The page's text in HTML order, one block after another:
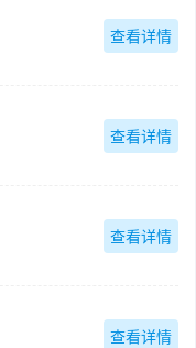
查看详情
查看详情
查看详情
查看详情